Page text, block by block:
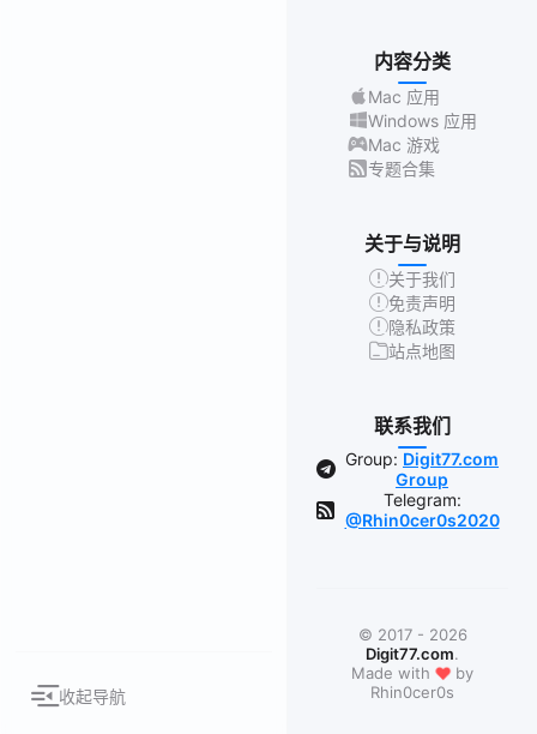
收起导航
内容分类
Mac 应用
Windows 应用
Mac 游戏
专题合集
关于与说明
关于我们
免责声明
隐私政策
站点地图
联系我们
Group: Digit77.com
Group
Telegram:
@Rhin0cer0s2020
© 2017 - 2026
Digit77.com.
Made with ❤ by
Rhin0cer0s